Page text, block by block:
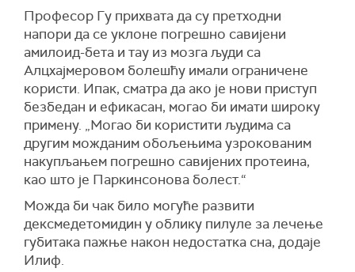
Професор Гу прихвата да су претходни
напори да се уклоне погрешно савијени
амилоид-бета и тау из мозга људи са
Алцхајмеровом болешћу имали ограничене
користи. Ипак, сматра да ако је нови приступ
безбедан и ефикасан, могао би имати широку
примену. „Могао би користити људима са
другим можданим обољењима узрокованим
накупљањем погрешно савијених протеина,
као што је Паркинсонова болест.“
Можда би чак било могуће развити
дексмедетомидин у облику пилуле за лечење
губитака пажње након недостатка сна, додаје
Илиф.